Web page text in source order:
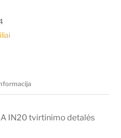
IN20 tvirtinimo detalės